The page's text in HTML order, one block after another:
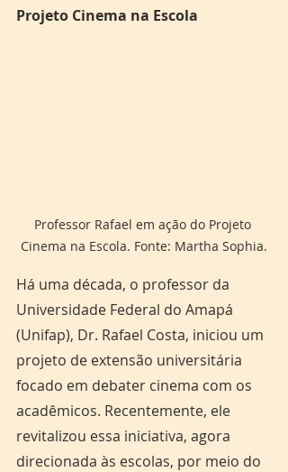
Projeto Cinema na Escola
Professor Rafael em ação do Projeto
Cinema na Escola. Fonte: Martha Sophia.
Há uma década, o professor da
Universidade Federal do Amapá
(Unifap), Dr. Rafael Costa, iniciou um
projeto de extensão universitária
focado em debater cinema com os
acadêmicos. Recentemente, ele
revitalizou essa iniciativa, agora
direcionada às escolas, por meio do